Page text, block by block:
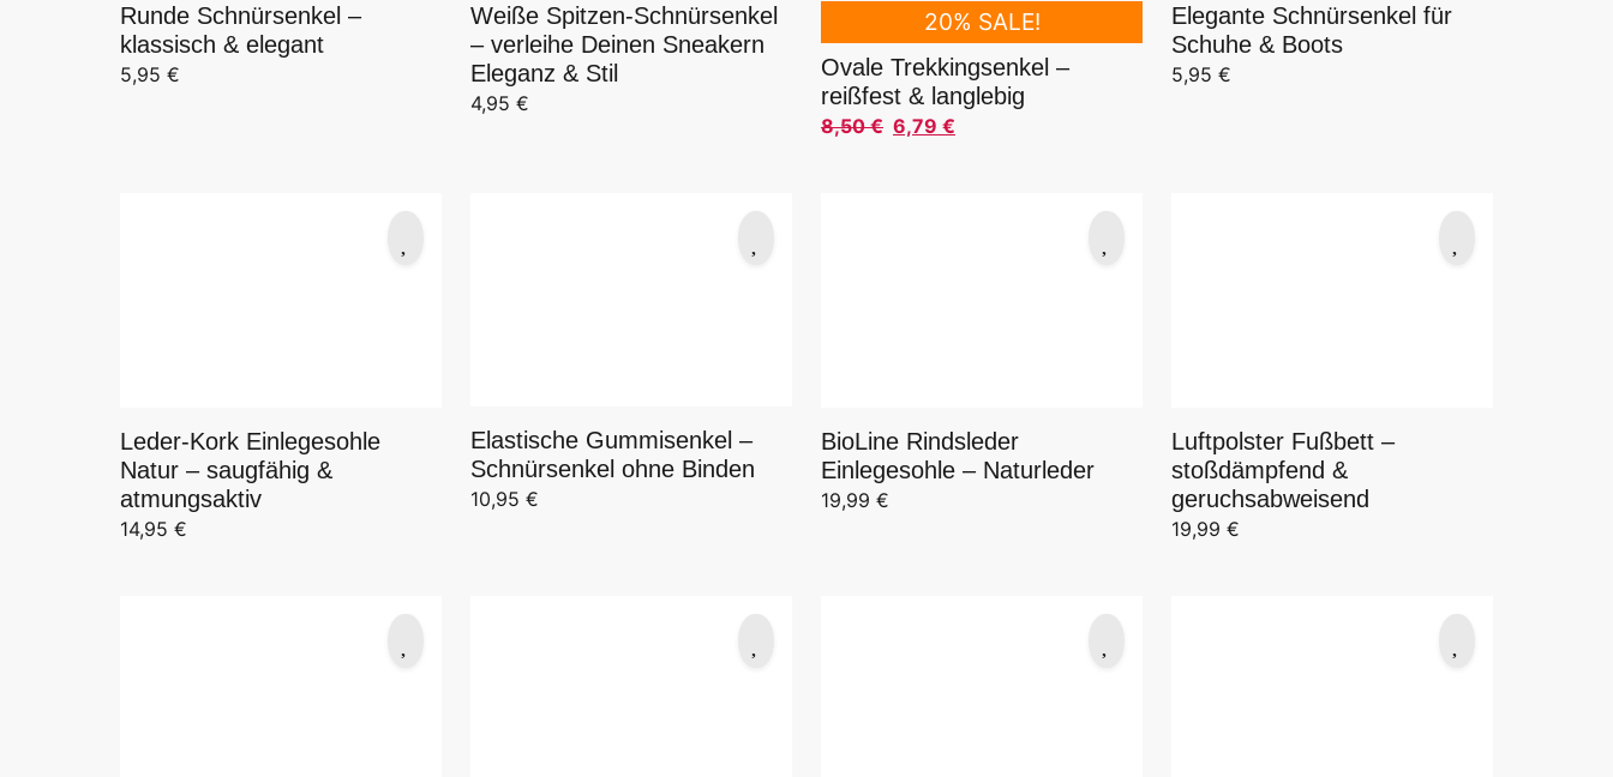
Runde Schnürsenkel –
klassisch & elegant
5,95 €
Weiße Spitzen-Schnürsenkel
– verleihe Deinen Sneakern
Eleganz & Stil
4,95 €
20% SALE!
Ovale Trekkingsenkel –
reißfest & langlebig
8,50€
Ursprünglicher Preis war: 8,50 €
6,79 €
Aktueller Preis ist: 6,79 €.
Elegante Schnürsenkel für
Schuhe & Boots
5,95 €
Leder-Kork Einlegesohle
Natur – saugfähig &
atmungsaktiv
14,95 €
Elastische Gummisenkel –
Schnürsenkel ohne Binden
10,95 €
BioLine Rindsleder
Einlegesohle – Naturleder
19,99 €
Luftpolster Fußbett –
stoßdämpfend &
geruchsabweisend
19,99 €